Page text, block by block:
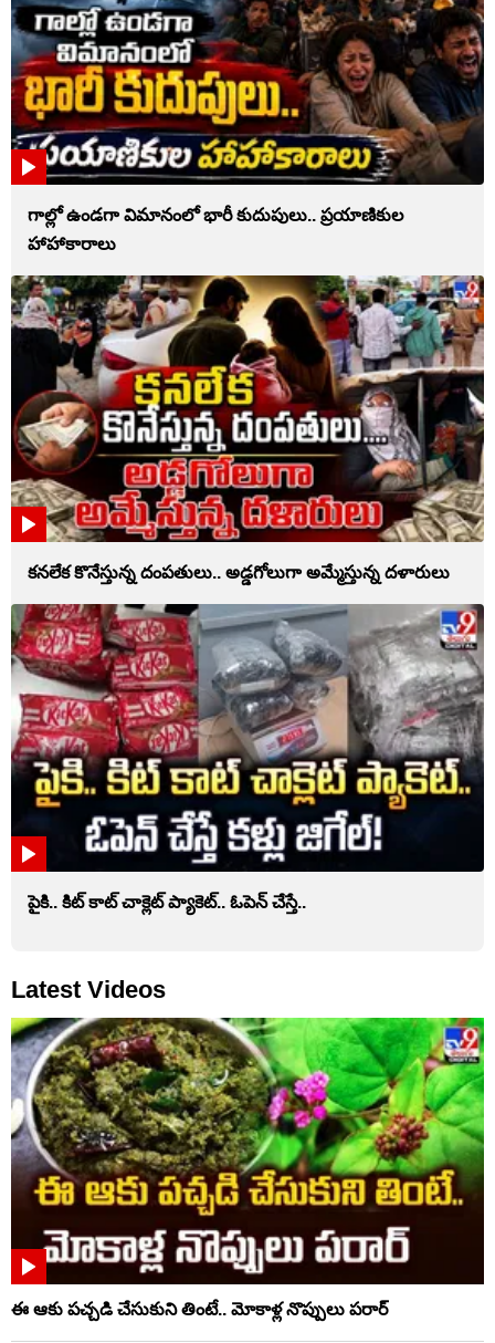
గాల్లో ఉండగా విమానంలో భారీ కుదుపులు.. ప్రయాణికుల
హాహాకారాలు
కనలేక కొనేస్తున్న దంపతులు.. అడ్డగోలుగా అమ్మేస్తున్న దళారులు
పైకి.. కిట్‌ కాట్‌ చాక్లెట్ ప్యాకెట్‌.. ఓపెన్‌ చేస్తే..
Latest Videos
ఈ ఆకు పచ్చడి చేసుకుని తింటే.. మోకాళ్ల నొప్పులు పరార్‌